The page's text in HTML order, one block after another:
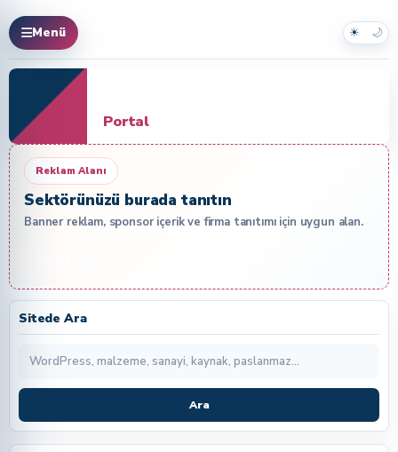
Menü ☀ 🌙
Portal
Reklam Alanı
Sektörünüzü burada tanıtın
Banner reklam, sponsor içerik ve firma tanıtımı için uygun alan.
Sitede Ara
Ara